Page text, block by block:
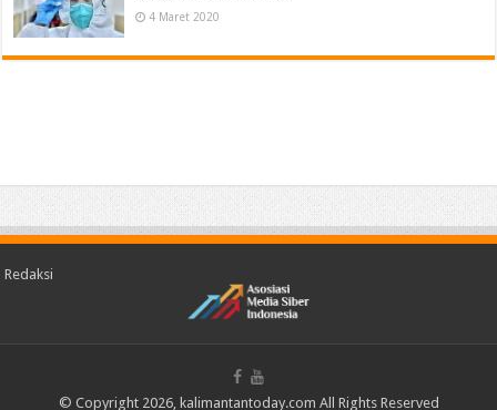
4 Maret 2020
Redaksi
© Copyright 2026, kalimantantoday.com All Rights Reserved